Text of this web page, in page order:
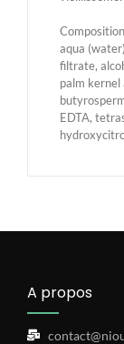
aqua
filtrate,
palm kernel
EDTA,
A propos